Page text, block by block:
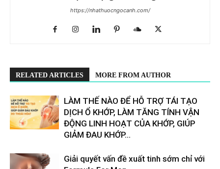
https://nhathuocngocanh.com/
RELATED ARTICLES MORE FROM AUTHOR
LÀM THẾ NÀO ĐỂ HỖ TRỢ TÁI TẠO
DỊCH Ổ KHỚP, LÀM TĂNG TÍNH VẬN
ĐỘNG LINH HOẠT CỦA KHỚP, GIÚP
GIẢM ĐAU KHỚP...
Giải quyết vấn đề xuất tinh sớm chỉ với